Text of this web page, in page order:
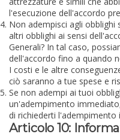
l'esecuzione dell'accordo
Non adempisci agli
altri obblighi ai sensi
Generali? In tal caso,
dell'accordo fino a quando
I costi e le altre
ciò saranno a tue spese e
Se non adempi ai tuoi
un'adempimento
di richiederti
Articolo 10: